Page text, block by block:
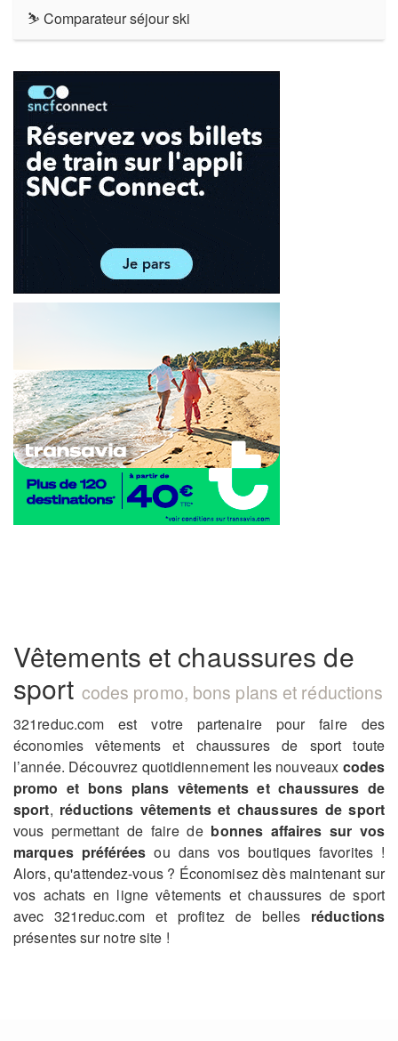
⛷ Comparateur séjour ski
Vêtements et chaussures de
sport codes promo, bons plans et réductions
321reduc.com est votre partenaire pour faire des
économies vêtements et chaussures de sport toute
l’année. Découvrez quotidiennement les nouveaux codes
promo et bons plans vêtements et chaussures de
sport, réductions vêtements et chaussures de sport
vous permettant de faire de bonnes affaires sur vos
marques préférées ou dans vos boutiques favorites !
Alors, qu'attendez-vous ? Économisez dès maintenant sur
vos achats en ligne vêtements et chaussures de sport
avec 321reduc.com et profitez de belles réductions
présentes sur notre site !